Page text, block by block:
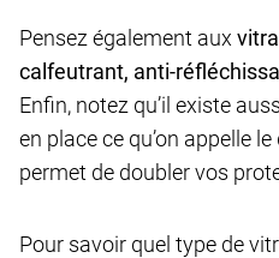
Pensez également aux
calfeutrant, anti-
Enfin, notez qu’il existe
en place ce qu’on appelle
permet de doubler vos
Pour savoir quel type de